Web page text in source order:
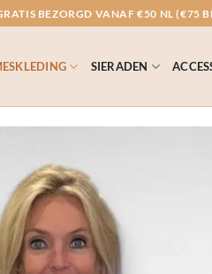
BEZORGD VANAF €50 NL (€75
SIERADEN